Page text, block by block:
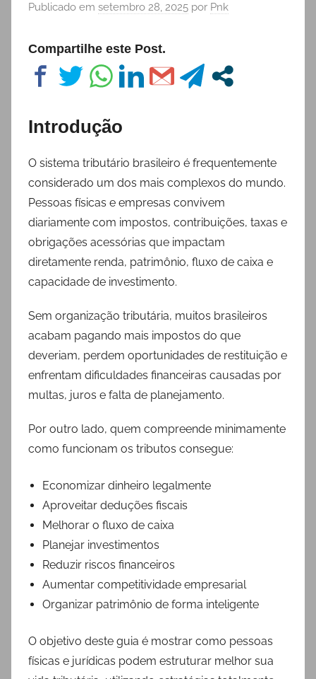
Publicado em setembro 28, 2025 por Pnk
Compartilhe este Post.
Introdução
O sistema tributário brasileiro é frequentemente
considerado um dos mais complexos do mundo.
Pessoas físicas e empresas convivem
diariamente com impostos, contribuições, taxas e
obrigações acessórias que impactam
diretamente renda, patrimônio, fluxo de caixa e
capacidade de investimento.
Sem organização tributária, muitos brasileiros
acabam pagando mais impostos do que
deveriam, perdem oportunidades de restituição e
enfrentam dificuldades financeiras causadas por
multas, juros e falta de planejamento.
Por outro lado, quem compreende minimamente
como funcionam os tributos consegue:
Economizar dinheiro legalmente
Aproveitar deduções fiscais
Melhorar o fluxo de caixa
Planejar investimentos
Reduzir riscos financeiros
Aumentar competitividade empresarial
Organizar patrimônio de forma inteligente
O objetivo deste guia é mostrar como pessoas
físicas e jurídicas podem estruturar melhor sua